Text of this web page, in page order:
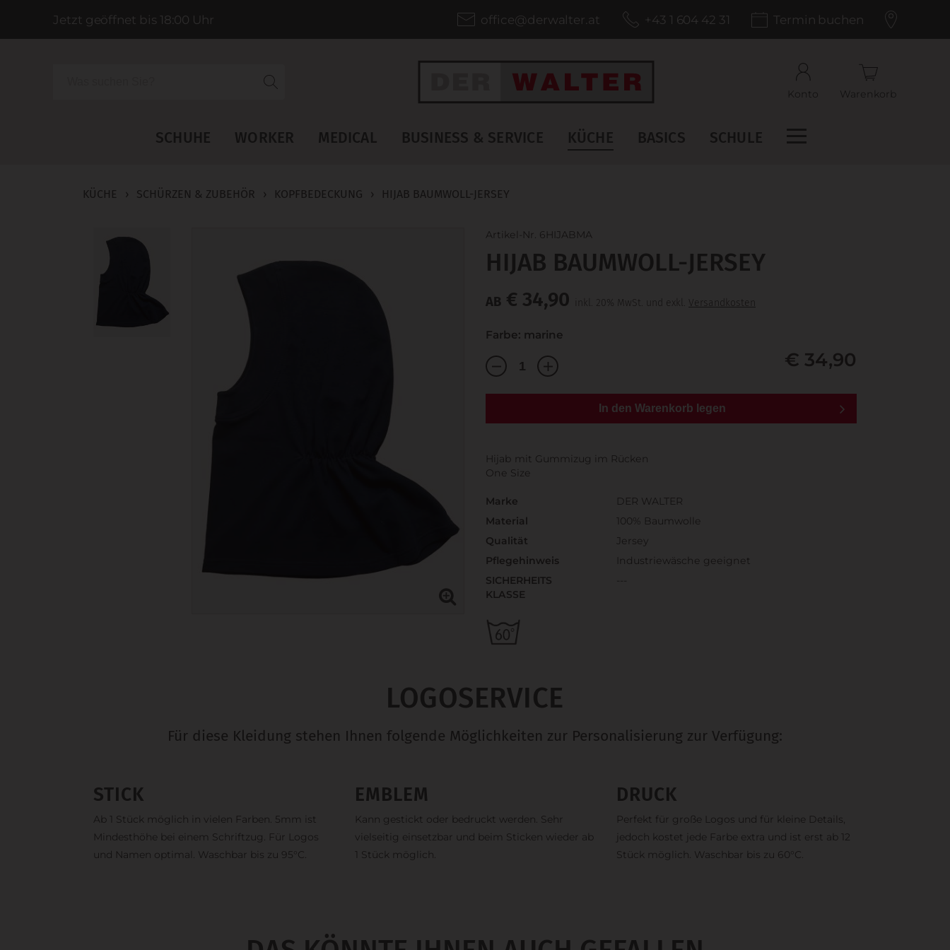
Jetzt geöffnet bis 18:00 Uhr office@derwalter.at +43 1 604 42 31 Termin buchen
Konto
Warenkorb
SCHUHE WORKER MEDICAL BUSINESS & SERVICE KÜCHE BASICS SCHULE
KÜCHE › SCHÜRZEN & ZUBEHÖR › KOPFBEDECKUNG › HIJAB BAUMWOLL-JERSEY
Artikel-Nr. 6HIJABMA
HIJAB BAUMWOLL-JERSEY
AB € 34,90 inkl. 20% MwSt. und exkl. Versandkosten
Farbe: marine
€ 34,90
In den Warenkorb legen
Hijab mit Gummizug im Rücken
One Size
Marke
DER WALTER
Material
100% Baumwolle
Qualität
Jersey
Pflegehinweis
Industriewäsche geeignet
SICHERHEITS
KLASSE
LOGOSERVICE
Für diese Kleidung stehen Ihnen folgende Möglichkeiten zur Personalisierung zur Verfügung:
STICK
Ab 1 Stück möglich in vielen Farben. 5mm ist
Mindesthöhe bei einem Schriftzug. Für Logos
und Namen optimal. Waschbar bis zu 95°C.
EMBLEM
Kann gestickt oder bedruckt werden. Sehr
vielseitig einsetzbar und beim Sticken wieder ab
1 Stück möglich.
DRUCK
Perfekt für große Logos und für kleine Details,
jedoch kostet jede Farbe extra und ist erst ab 12
Stück möglich. Waschbar bis zu 60°C.